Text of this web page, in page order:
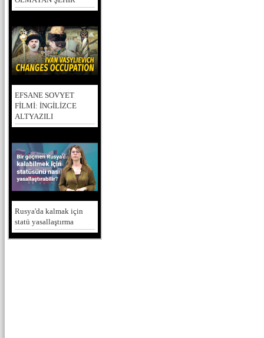
EFSANE SOVYET
FİLMİ: İNGİLİZCE
ALTYAZILI
Rusya'da kalmak için
statü yasallaştırma